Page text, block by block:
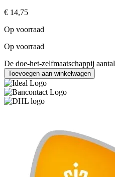
€ 14,75
Op voorraad
Op voorraad
De doe-het-zelfmaatschappij aantal
Toevoegen aan winkelwagen